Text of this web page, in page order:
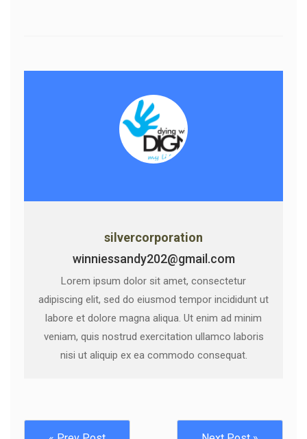
silvercorporation
winniessandy202@gmail.com
Lorem ipsum dolor sit amet, consectetur
adipiscing elit, sed do eiusmod tempor incididunt ut
labore et dolore magna aliqua. Ut enim ad minim
veniam, quis nostrud exercitation ullamco laboris
nisi ut aliquip ex ea commodo consequat.